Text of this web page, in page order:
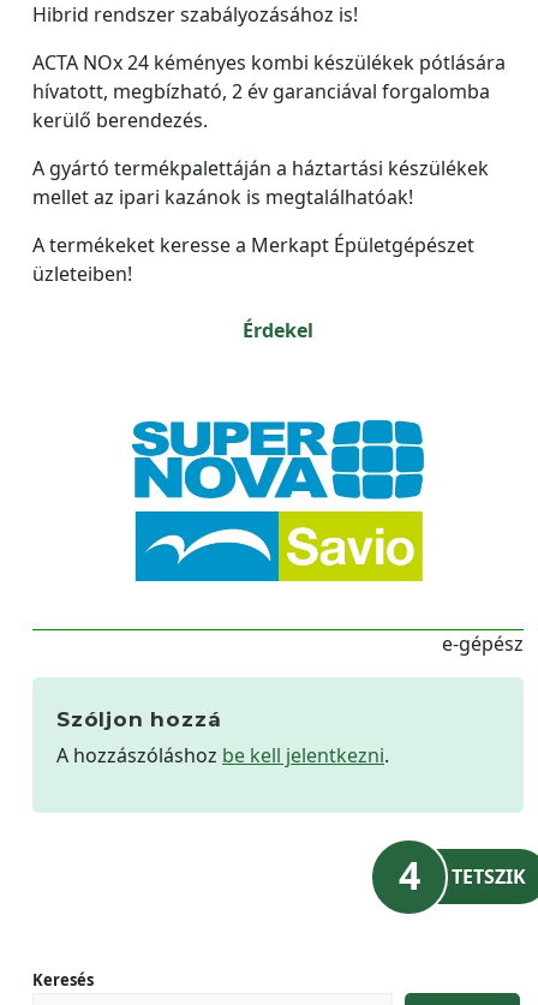
Hibrid rendszer szabályozásához is!
ACTA NOx 24 kéményes kombi készülékek pótlására
hívatott, megbízható, 2 év garanciával forgalomba
kerülő berendezés.
A gyártó termékpalettáján a háztartási készülékek
mellet az ipari kazánok is megtalálhatóak!
A termékeket keresse a Merkapt Épületgépészet
üzleteiben!
Érdekel
e-gépész
Szóljon hozzá
A hozzászóláshoz be kell jelentkezni.
4 TETSZIK
Keresés